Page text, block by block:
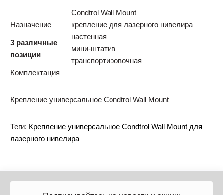
Condtrol Wall Mount
Назначение
крепление для лазерного нивелира
3 различные
позиции
настенная
мини-штатив
транспортировочная
Комплектация
Крепление универсальное Condtrol Wall Mount
Теги: Крепление универсальное Condtrol Wall Mount для
лазерного нивелира